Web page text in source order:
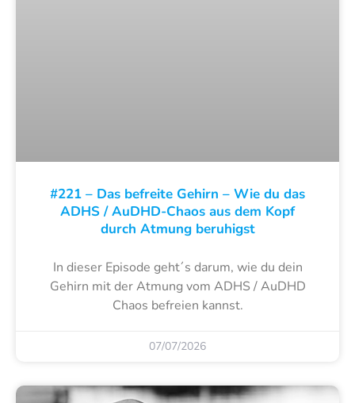
#221 – Das befreite Gehirn – Wie du das
ADHS / AuDHD-Chaos aus dem Kopf
durch Atmung beruhigst
In dieser Episode geht´s darum, wie du dein
Gehirn mit der Atmung vom ADHS / AuDHD
Chaos befreien kannst.
07/07/2026